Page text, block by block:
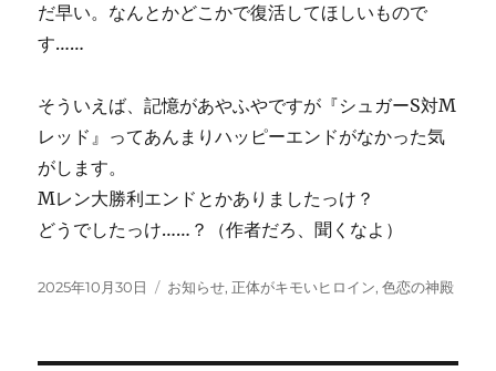
だ早い。なんとかどこかで復活してほしいもので
す……
そういえば、記憶があやふやですが『シュガーS対M
レッド』ってあんまりハッピーエンドがなかった気
がします。
Mレン大勝利エンドとかありましたっけ？
どうでしたっけ……？（作者だろ、聞くなよ）
投
2025年10月30日
カ
お知らせ,正体がキモいヒロイン,色恋の神殿